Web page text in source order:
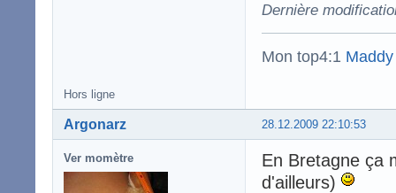
Dernière
Mon top4:1
Hors ligne
28.12.2009 22:10:53
Argonarz
Ver momètre
En Bretagne ça
d'ailleurs)